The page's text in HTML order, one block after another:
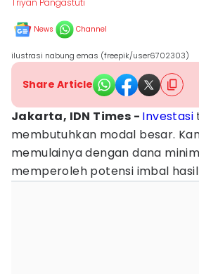
Triyan Pangastuti
News Channel
ilustrasi nabung emas (freepik/user6702303)
Share Article
Jakarta, IDN Times - Investasi
membutuhkan modal besar.
memulainya dengan dana
memperoleh potensi imbal